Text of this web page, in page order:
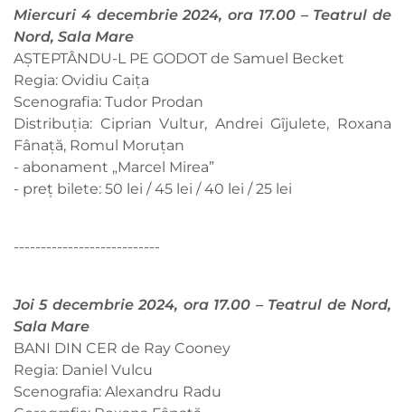
Miercuri 4 decembrie 2024, ora 17.00 – Teatrul de
Nord, Sala Mare
AȘTEPTÂNDU-L PE GODOT de Samuel Becket
Regia: Ovidiu Caița
Scenografia: Tudor Prodan
Distribuția: Ciprian Vultur, Andrei Gîjulete, Roxana
Fânață, Romul Moruțan
- abonament „Marcel Mirea”
- preț bilete: 50 lei / 45 lei / 40 lei / 25 lei
---------------------------
Joi 5 decembrie 2024, ora 17.00 – Teatrul de Nord,
Sala Mare
BANI DIN CER de Ray Cooney
Regia: Daniel Vulcu
Scenografia: Alexandru Radu